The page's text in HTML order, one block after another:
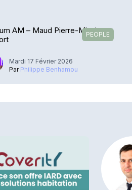
PEOPLE
AM – Maud Pierre-Minuit en
Mardi 17 Février 2026
Par Philippe Benhamou